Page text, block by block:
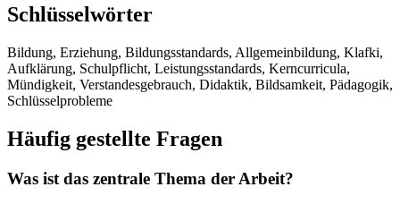
Schlüsselwörter
Bildung, Erziehung, Bildungsstandards, Allgemeinbildung, Klafki,
Aufklärung, Schulpflicht, Leistungsstandards, Kerncurricula,
Mündigkeit, Verstandesgebrauch, Didaktik, Bildsamkeit, Pädagogik,
Schlüsselprobleme
Häufig gestellte Fragen
Was ist das zentrale Thema der Arbeit?